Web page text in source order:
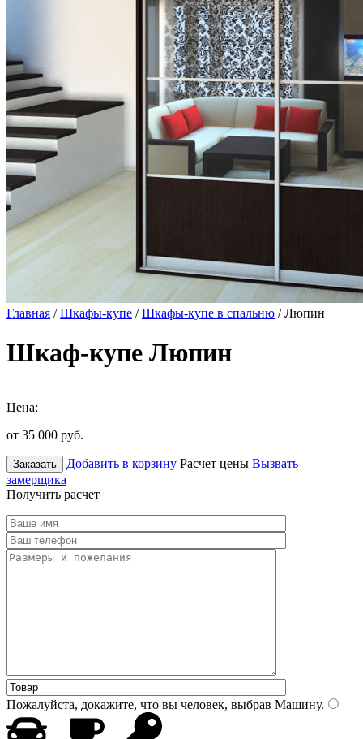
Главная /Шкафы-купе /Шкафы-купе в спальню / Люпин
Шкаф-купе Люпин
Цена:
от 35 000 руб.
Заказать Добавить в корзину Расчет цены Вызвать
замерщика
Получить расчет
Пожалуйста, докажите, что вы человек, выбрав Машину.